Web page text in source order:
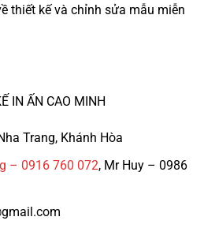
thiết kế và chỉnh sửa mẫu miễn
IN ẤN CAO MINH
Trang, Khánh Hòa
– 0916 760 072, Mr Huy – 0986